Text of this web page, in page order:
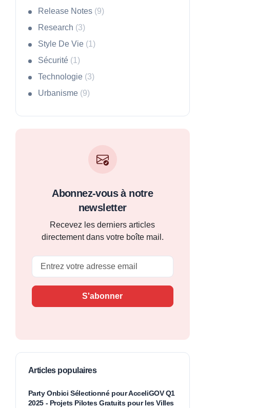
Release Notes (9)
Research (3)
Style De Vie (1)
Sécurité (1)
Technologie (3)
Urbanisme (9)
Abonnez-vous à notre
newsletter
Recevez les derniers articles
directement dans votre boîte mail.
S'abonner
Articles populaires
Party Onbici Sélectionné pour AcceliGOV Q1
2025 - Projets Pilotes Gratuits pour les Villes